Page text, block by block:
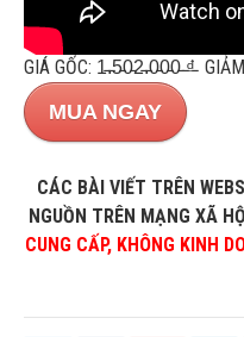
GIÁ GỐC: 1̵.̵5̵0̵2̵.̵0̵0̵0̵ ̵₫̵
MUA NGAY
CÁC BÀI VIẾT TRÊN
NGUỒN TRÊN MẠNG XÃ
CUNG CẤP, KHÔNG KINH